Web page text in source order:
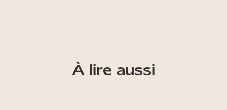
À lire aussi